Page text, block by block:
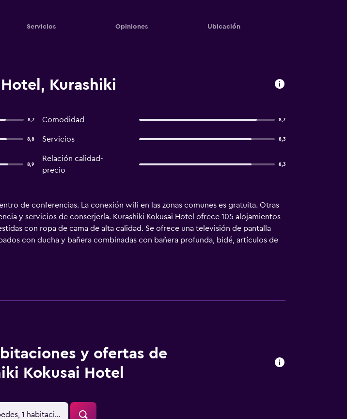
Servicios Opiniones Ubicación
Kurashiki
8,7 Comodidad 8,7
8,8 Servicios 8,3
8,9
Relación calidad-
precio
8,3
de conferencias. La conexión wifi en las zonas comunes es gratuita. Otras
y servicios de conserjería. Kurashiki Kokusai Hotel ofrece 105 alojamientos
con ropa de cama de alta calidad. Se ofrece una televisión de pantalla
con ducha y bañera combinadas con bañera profunda, bidé, artículos de
ofrece acceso a Internet por cable y wifi gratis. Los servicios para las
solicitar masajes en la habitación y tabla de planchar con plancha. Se ofrece
y ofertas de
Kokusai Hotel
1 habitación